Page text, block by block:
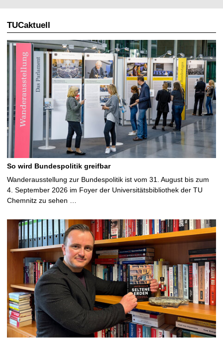
TUCaktuell
So wird Bundespolitik greifbar
Wanderausstellung zur Bundespolitik ist vom 31. August bis zum
4. September 2026 im Foyer der Universitätsbibliothek der TU
Chemnitz zu sehen …